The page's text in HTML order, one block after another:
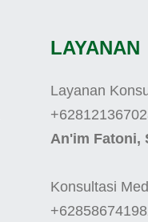
LAYANAN
Layanan
An'im Fatoni,
Konsultasi